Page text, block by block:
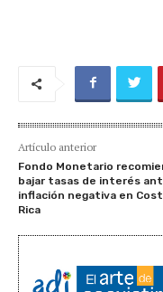
Artículo anterior
Fondo Monetario
bajar tasas de interés
inflación negativa en
Rica